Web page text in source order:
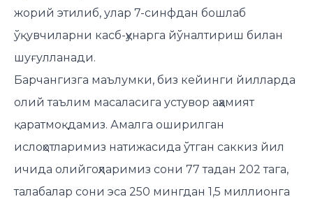
жорий этилиб, улар 7-синфдан бошлаб
ўқувчиларни касб-ҳунарга йўналтириш билан
шуғулланади.
Барчангизга маълумки, биз кейинги йилларда
олий таълим масаласига устувор аҳамият
қаратмоқдамиз. Амалга оширилган
ислоҳотларимиз натижасида ўтган саккиз йил
ичида олийгоҳларимиз сони 77 тадан 202 тага,
талабалар сони эса 250 мингдан 1,5 миллионга